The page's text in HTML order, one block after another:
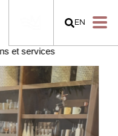
EN
et services